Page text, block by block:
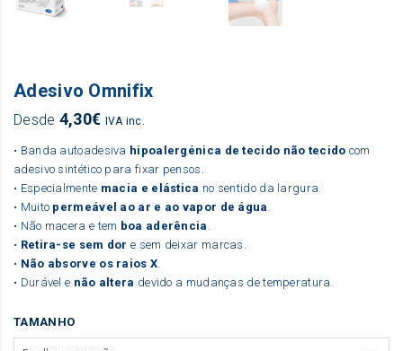
Adesivo Omnifix
Desde 4,30€ IVA inc.
• Banda autoadesiva hipoalergénica de tecido não tecido com
adesivo sintético para fixar pensos.
• Especialmente macia e elástica no sentido da largura.
• Muito permeável ao ar e ao vapor de água
• Não macera e tem boa aderência
• Retira-se sem dor e sem deixar marcas.
• Não absorve os raios X
• Durável e não altera devido a mudanças de temperatura.
TAMANHO